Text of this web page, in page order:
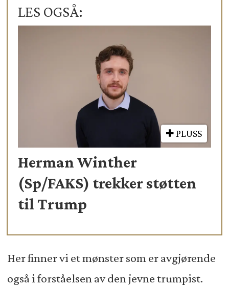
LES OGSÅ:
PLUSS
Herman Winther
(Sp/FAKS) trekker støtten
til Trump
Her finner vi et mønster som er avgjørende
også i forståelsen av den jevne trumpist.